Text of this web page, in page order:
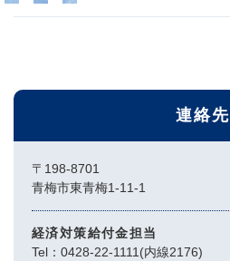
連絡先
〒198-8701
青梅市東青梅1-11-1
経済対策給付金担当
Tel：0428-22-1111(内線2176)